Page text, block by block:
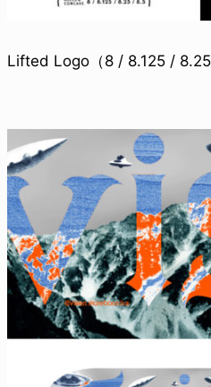
Lifted Logo（8 / 8.125 /